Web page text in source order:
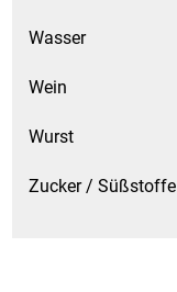
Wasser
Wein
Wurst
Zucker / Süßstoffe